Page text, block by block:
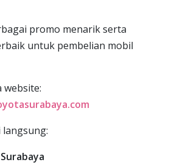
promo menarik serta
untuk pembelian mobil
website: